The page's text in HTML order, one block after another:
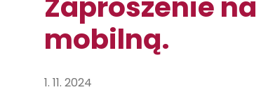
mobilną.
1. 11. 2024